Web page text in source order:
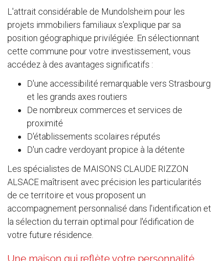
L'attrait considérable de Mundolsheim pour les
projets immobiliers familiaux s'explique par sa
position géographique privilégiée. En sélectionnant
cette commune pour votre investissement, vous
accédez à des avantages significatifs :
D'une accessibilité remarquable vers Strasbourg
et les grands axes routiers
De nombreux commerces et services de
proximité
D'établissements scolaires réputés
D'un cadre verdoyant propice à la détente
Les spécialistes de MAISONS CLAUDE RIZZON
ALSACE maîtrisent avec précision les particularités
de ce territoire et vous proposent un
accompagnement personnalisé dans l'identification et
la sélection du terrain optimal pour l'édification de
votre future résidence.
Une maison qui reflète votre personnalité